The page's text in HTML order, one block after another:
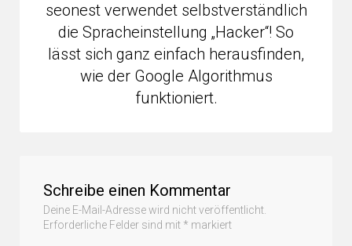
seonest verwendet selbstverständlich
die Spracheinstellung „Hacker“! So
lässt sich ganz einfach herausfinden,
wie der Google Algorithmus
funktioniert.
Schreibe einen Kommentar
Deine E-Mail-Adresse wird nicht veröffentlicht.
Erforderliche Felder sind mit * markiert